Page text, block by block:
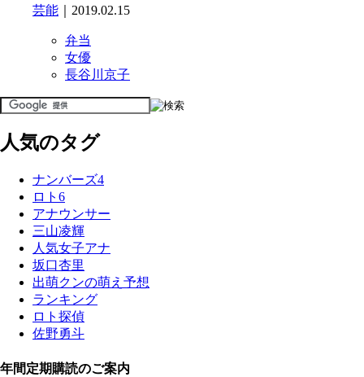
芸能 ｜2019.02.15
弁当
女優
長谷川京子
人気のタグ
ナンバーズ4
ロト6
アナウンサー
三山凌輝
人気女子アナ
坂口杏里
出萌クンの萌え予想
ランキング
ロト探偵
佐野勇斗
年間定期購読のご案内